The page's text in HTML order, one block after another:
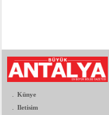
. Künye
. Iletisim